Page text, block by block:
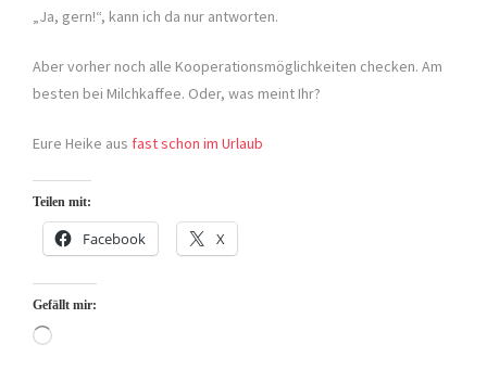
„Ja, gern!“, kann ich da nur antworten.
Aber vorher noch alle Kooperationsmöglichkeiten checken. Am
besten bei Milchkaffee. Oder, was meint Ihr?
Eure Heike aus fast schon im Urlaub
Teilen mit:
Facebook X
Gefällt mir:
Wird